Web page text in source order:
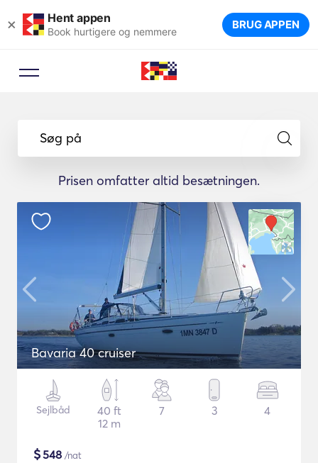
× Hent appen
Book hurtigere og nemmere BRUG APPEN
Søg på
Prisen omfatter altid besætningen.
Bavaria 40 cruiser
Sejlbåd
40 ft
12 m
7 3 4
$548 /nat